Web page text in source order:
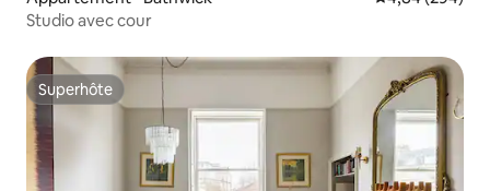
Studio avec cour
Superhôte
Superhôte